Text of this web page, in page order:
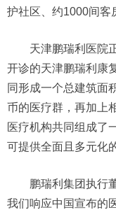
护社区、约1000间客
天津鹏瑞利医院
开诊的天津鹏瑞利康
同形成一个总建筑面
币的医疗群，再加上
医疗机构共同组成了
可提供全面且多元化
鹏瑞利集团执行
我们响应中国宣布的